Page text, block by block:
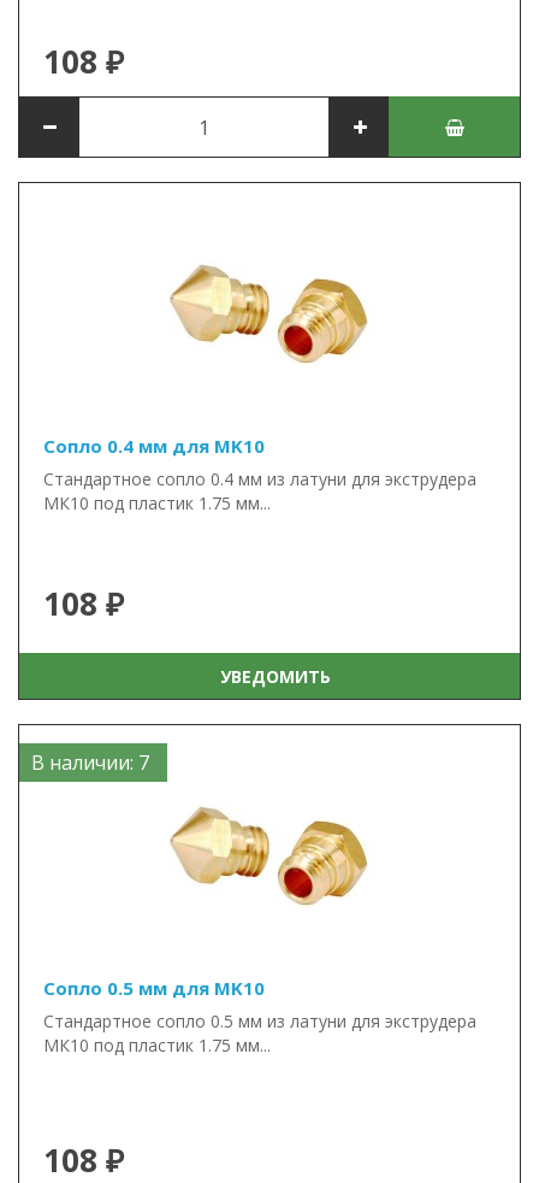
108 ₽
Сопло 0.4 мм для MK10
Стандартное сопло 0.4 мм из латуни для экструдера
МК10 под пластик 1.75 мм...
108 ₽
УВЕДОМИТЬ
В наличии: 7
Сопло 0.5 мм для MK10
Стандартное сопло 0.5 мм из латуни для экструдера
МК10 под пластик 1.75 мм...
108 ₽